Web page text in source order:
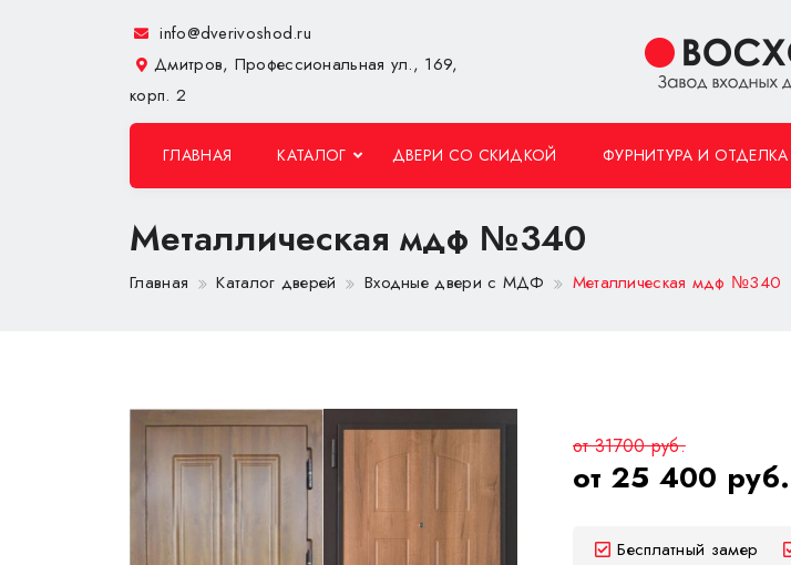
info@dverivoshod.ru
Дмитров, Профессиональная ул., 169,
корп. 2
ГЛАВНАЯ КАТАЛОГ ДВЕРИ СО СКИДКОЙ ФУРНИТУРА И ОТДЕЛКА
Металлическая мдф №340
Главная Каталог дверей Входные двери с МДФ Металлическая мдф №340
от 31700 руб.
от 25 400 руб.
Бесплатный замер